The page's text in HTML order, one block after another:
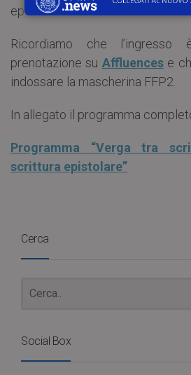
epistolare.
Ricordiamo che l’ingresso
prenotazione su Affluencese
indossare la mascherina FFP2.
In allegato il programma
Programma “Verga tra
scrittura epistolare”
Cerca
Social Box